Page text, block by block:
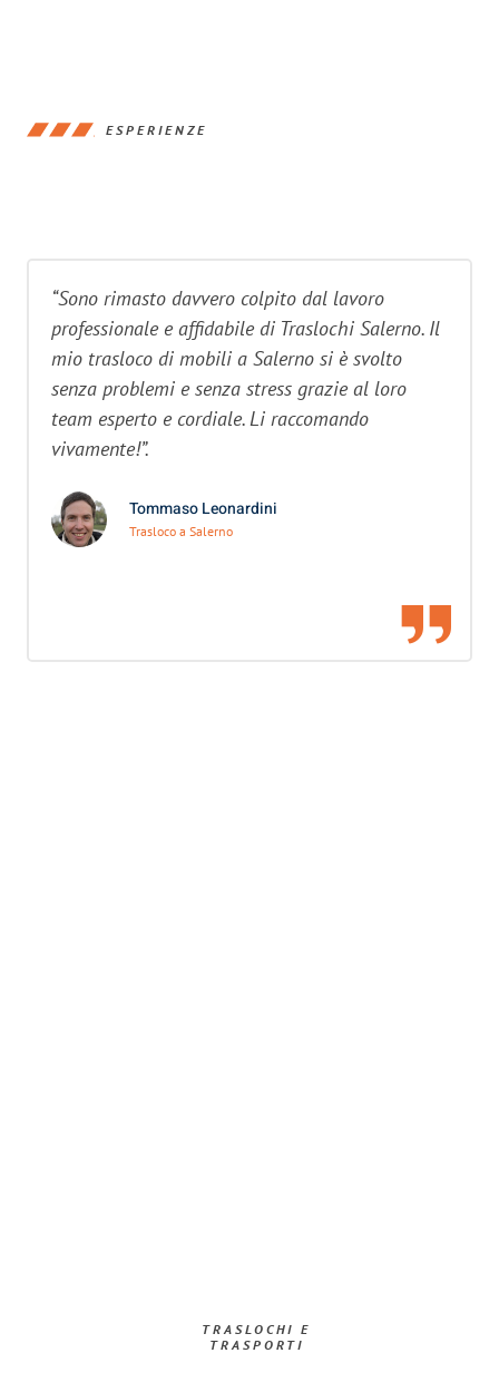
ESPERIENZE
“Sono rimasto davvero colpito dal lavoro
professionale e affidabile di Traslochi Salerno. Il
mio trasloco di mobili a Salerno si è svolto
senza problemi e senza stress grazie al loro
team esperto e cordiale. Li raccomando
vivamente!”.
Tommaso Leonardini
Trasloco a Salerno
TRASLOCHI E
TRASPORTI​